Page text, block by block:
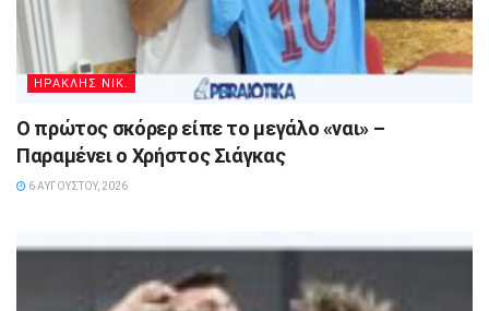
ΗΡΑΚΛΗΣ ΝΙΚ.
Ο πρώτος σκόρερ είπε το μεγάλο «ναι» –
Παραμένει ο Χρήστος Σιάγκας
6 ΑΥΓΟΎΣΤΟΥ, 2026